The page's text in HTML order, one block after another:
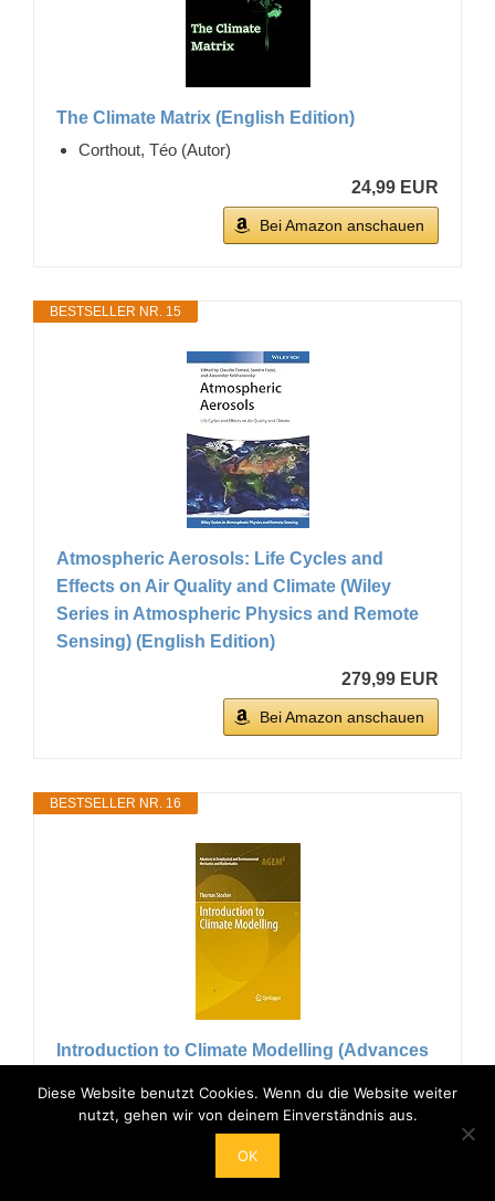
The Climate Matrix (English Edition)
Corthout, Téo (Autor)
24,99 EUR
Bei Amazon anschauen
BESTSELLER NR. 15
Atmospheric Aerosols: Life Cycles and
Effects on Air Quality and Climate (Wiley
Series in Atmospheric Physics and Remote
Sensing) (English Edition)
279,99 EUR
Bei Amazon anschauen
BESTSELLER NR. 16
Introduction to Climate Modelling (Advances
Mechanics and Mathematics Book 2) (English
Stocker, Thomas (Autor)
Diese Website benutzt Cookies. Wenn du die Website weiter
nutzt, gehen wir von deinem Einverständnis aus.
OK